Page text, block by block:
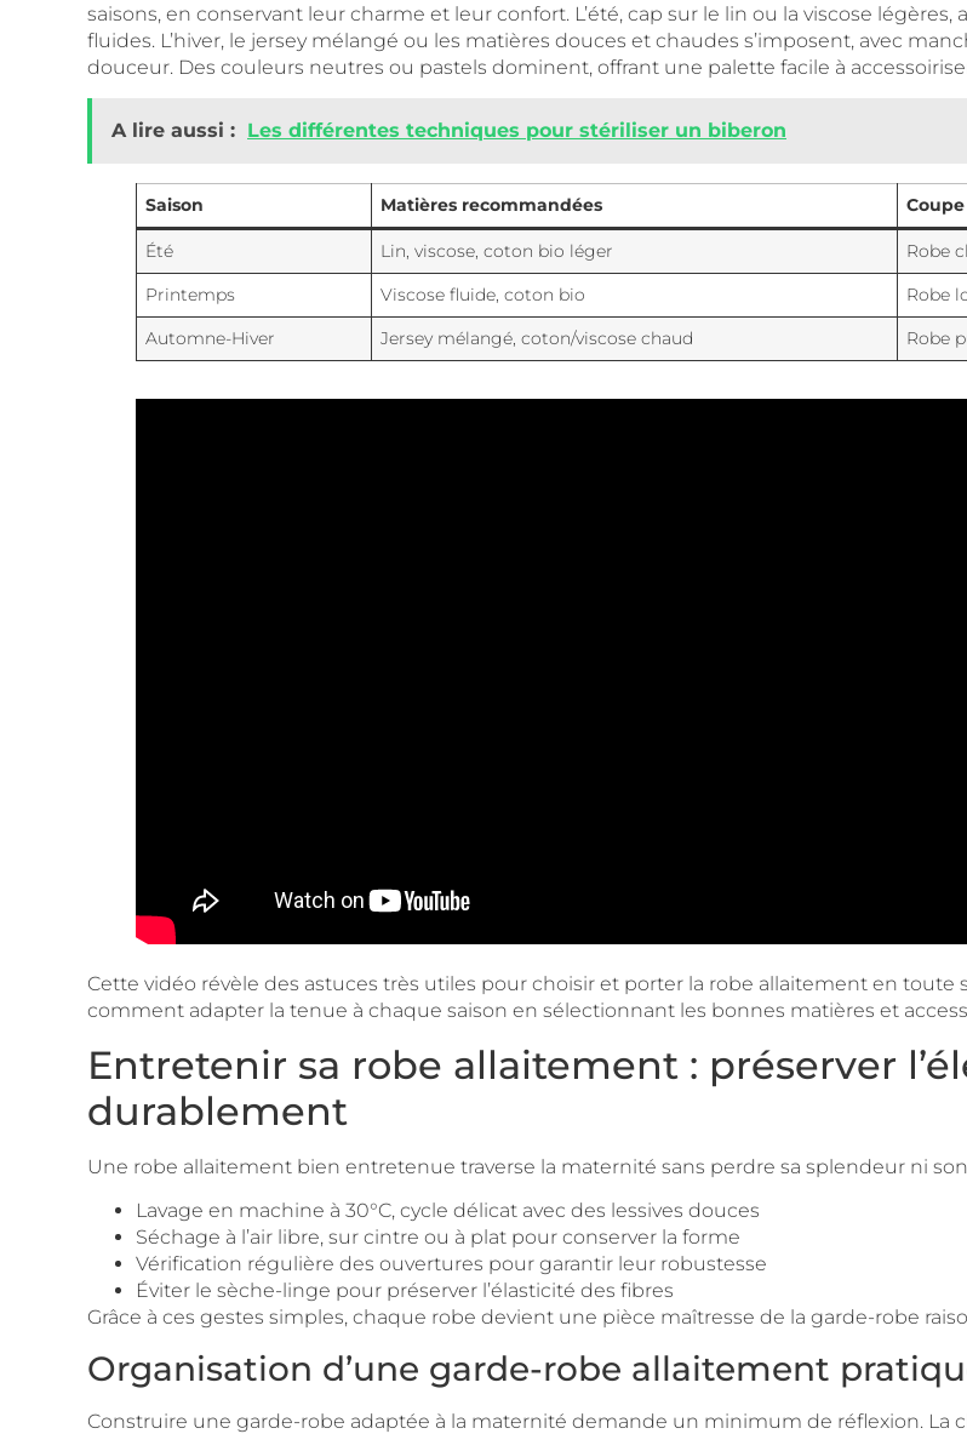
saisons, en conservant leur charme et leur confort. L’été, cap sur le lin ou la viscose
fluides. L’hiver, le jersey mélangé ou les matières douces et chaudes s’imposent, avec
douceur. Des couleurs neutres ou pastels dominent, offrant une palette facile à
A lire aussi : Les différentes techniques pour stériliser un biberon
Saison Matières recommandées
Été Lin, viscose, coton bio léger
Robe
Printemps
Viscose fluide, coton bio
Robe
Automne-Hiver
Jersey mélangé, coton/viscose chaud Robe
Cette vidéo révèle des astuces très utiles pour choisir et porter la robe allaitement en
comment adapter la tenue à chaque saison en sélectionnant les bonnes matières et
Entretenir sa robe allaitement : préserver
durablement
Une robe allaitement bien entretenue traverse la maternité sans perdre sa splendeur ni
Lavage en machine à 30°C, cycle délicat avec des lessives douces
Séchage à l’air libre, sur cintre ou à plat pour conserver la forme
Vérification régulière des ouvertures pour garantir leur robustesse
Éviter le sèche-linge pour préserver l’élasticité des fibres
Grâce à ces gestes simples, chaque robe devient une pièce maîtresse de la garde-robe
Organisation d’une garde-robe allaitement
Construire une garde-robe adaptée à la maternité demande un minimum de réflexion. La